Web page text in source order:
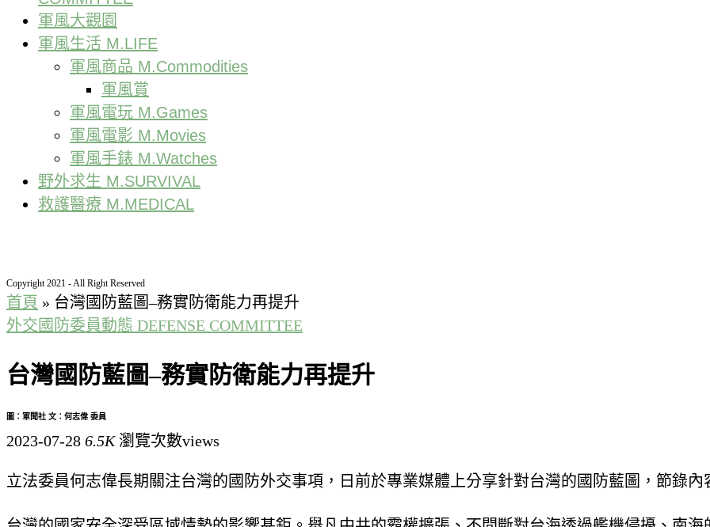
軍風大觀園
軍風生活 M.LIFE
軍風商品 M.Commodities
軍風賞
軍風電玩 M.Games
軍風電影 M.Movies
軍風手錶 M.Watches
野外求生 M.SURVIVAL
救護醫療 M.MEDICAL
Copyright 2021 - All Right Reserved
首頁 » 台灣國防藍圖–務實防衛能力再提升
外交國防委員動態 DEFENSE COMMITTEE
台灣國防藍圖–務實防衛能力再提升
圖：軍聞社 文：何志偉 委員
2023-07-28 6.5K瀏覽次數views
立法委員何志偉長期關注台灣的國防外交事項，日前於專業媒體上分享針對台灣的國防藍圖，節錄內